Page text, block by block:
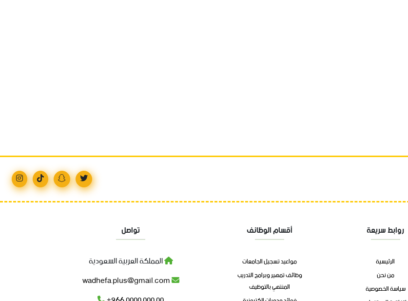
روابط سريعة
الرئيسية
من نحن
سياسة الخصوصية
أقسام الوظائف
مواعيد تسجيل الجامعات
وظائف تمهير وبرامج التدريب
المنتهي بالتوظيف
تواصل
المملكة العربية السعودية